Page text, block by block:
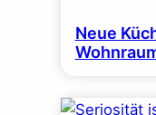
Neue